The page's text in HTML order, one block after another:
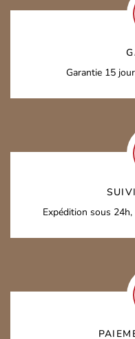
Garantie 15
Expédition sous 24h,